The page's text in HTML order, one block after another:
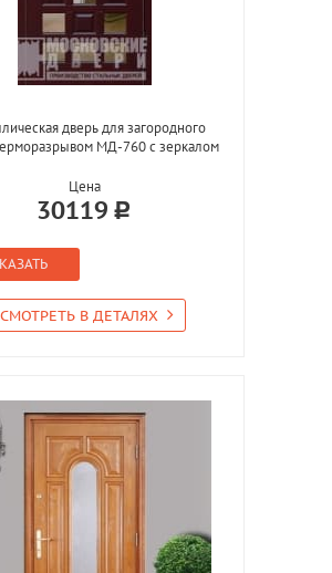
дверь для загородного
МД-760 с зеркалом
Цена
30119
В ДЕТАЛЯХ